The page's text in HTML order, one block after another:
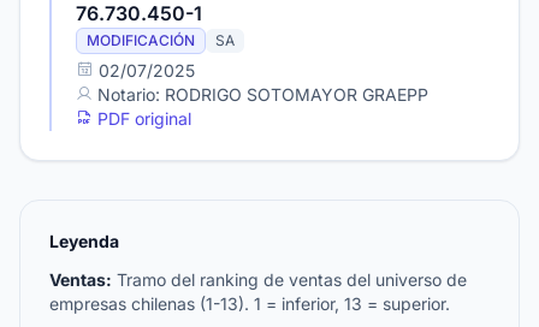
76.730.450-1
MODIFICACIÓN SA
02/07/2025
Notario: RODRIGO SOTOMAYOR GRAEPP
PDF original
Leyenda
Ventas: Tramo del ranking de ventas del universo de
empresas chilenas (1-13). 1 = inferior, 13 = superior.